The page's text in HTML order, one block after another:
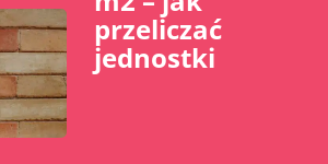
przeliczać
jednostki